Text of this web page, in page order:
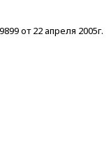
от 22 апреля 2005г.